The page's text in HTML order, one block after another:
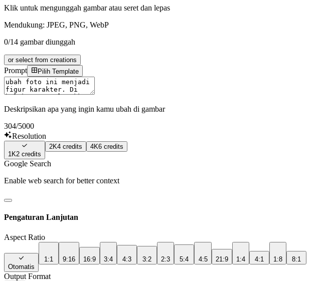
Klik untuk mengunggah gambar atau seret dan lepas
Mendukung: JPEG, PNG, WebP
0/14 gambar diunggah
or select from creations
Prompt Pilih Template
Deskripsikan apa yang ingin kamu ubah di gambar
304/5000
Resolution
1K2 credits
2K4 credits 4K6 credits
Google Search
Enable web search for better context
Pengaturan Lanjutan
Aspect Ratio
Otomatis
1:1 9:16 16:9 3:4 4:3 3:2 2:3 5:4 4:5 21:9 1:4 4:1 1:8 8:1
Output Format